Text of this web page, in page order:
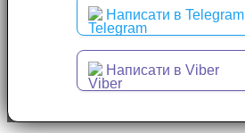
Написати в Telegram
Написати в Viber